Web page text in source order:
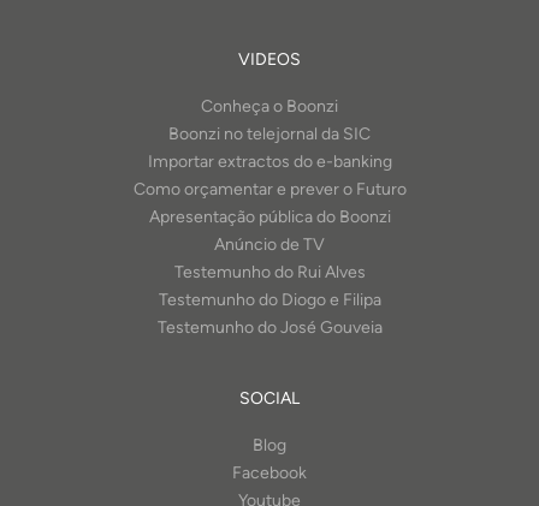
VIDEOS
Conheça o Boonzi
Boonzi no telejornal da SIC
Importar extractos do e-banking
Como orçamentar e prever o Futuro
Apresentação pública do Boonzi
Anúncio de TV
Testemunho do Rui Alves
Testemunho do Diogo e Filipa
Testemunho do José Gouveia
SOCIAL
Blog
Facebook
Youtube